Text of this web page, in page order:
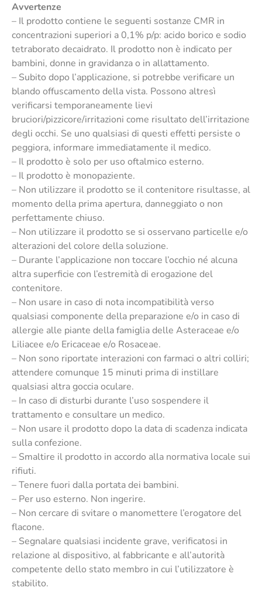
Avvertenze
– Il prodotto contiene le seguenti sostanze CMR in
concentrazioni superiori a 0,1% p/p: acido borico e sodio
tetraborato decaidrato. Il prodotto non è indicato per
bambini, donne in gravidanza o in allattamento.
– Subito dopo l’applicazione, si potrebbe verificare un
blando offuscamento della vista. Possono altresì
verificarsi temporaneamente lievi
bruciori/pizzicore/irritazioni come risultato dell’irritazione
degli occhi. Se uno qualsiasi di questi effetti persiste o
peggiora, informare immediatamente il medico.
– Il prodotto è solo per uso oftalmico esterno.
– Il prodotto è monopaziente.
– Non utilizzare il prodotto se il contenitore risultasse, al
momento della prima apertura, danneggiato o non
perfettamente chiuso.
– Non utilizzare il prodotto se si osservano particelle e/o
alterazioni del colore della soluzione.
– Durante l’applicazione non toccare l’occhio né alcuna
altra superficie con l’estremità di erogazione del
contenitore.
– Non usare in caso di nota incompatibilità verso
qualsiasi componente della preparazione e/o in caso di
allergie alle piante della famiglia delle Asteraceae e/o
Liliacee e/o Ericaceae e/o Rosaceae.
– Non sono riportate interazioni con farmaci o altri colliri;
attendere comunque 15 minuti prima di instillare
qualsiasi altra goccia oculare.
– In caso di disturbi durante l’uso sospendere il
trattamento e consultare un medico.
– Non usare il prodotto dopo la data di scadenza indicata
sulla confezione.
– Smaltire il prodotto in accordo alla normativa locale sui
rifiuti.
– Tenere fuori dalla portata dei bambini.
– Per uso esterno. Non ingerire.
– Non cercare di svitare o manomettere l’erogatore del
flacone.
– Segnalare qualsiasi incidente grave, verificatosi in
relazione al dispositivo, al fabbricante e all’autorità
competente dello stato membro in cui l’utilizzatore è
stabilito.